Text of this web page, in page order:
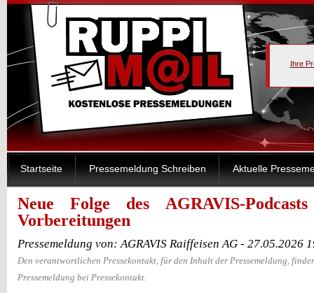
Ihre
Startseite Pressemeldung Schreiben Aktuelle
Neue Folge des AGRAVIS-
Vorbereitungen
Pressemeldung von: AGRAVIS Raiffeisen AG - 27.05.2026
Den verantwortlichen Pressekontakt, für den Inhalt der Pressemeldung,
Pressemeldung bei Pressekontakt.